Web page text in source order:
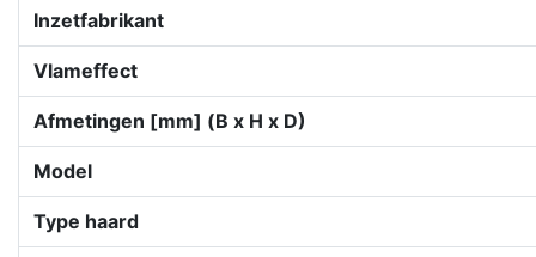
Inzetfabrikant
Vlameffect
Afmetingen [mm] (B x H x D)
Model
Type haard